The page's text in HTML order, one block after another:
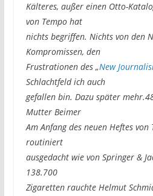
Kälteres, außer einen Otto-
von Tempo hat
nichts begriffen. Nichts von den
Kompromissen, den
Frustrationen des „New
Schlachtfeld ich auch
gefallen bin. Dazu später
Mutter Beimer
Am Anfang des neuen Heftes von
routiniert
ausgedacht wie von Springer &
138.700
Zigaretten rauchte Helmut